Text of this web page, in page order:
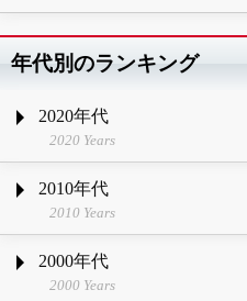
年代別のランキング
2020年代
2020 Years
2010年代
2010 Years
2000年代
2000 Years